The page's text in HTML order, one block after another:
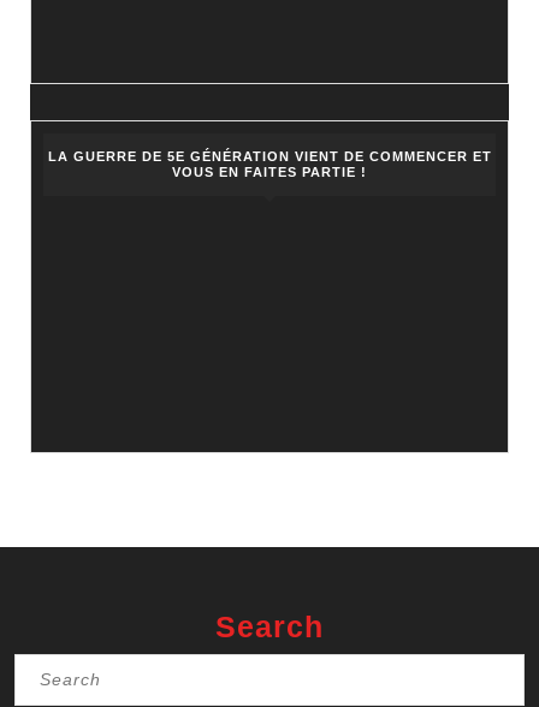
LA GUERRE DE 5E GÉNÉRATION VIENT DE COMMENCER ET
VOUS EN FAITES PARTIE !
Search